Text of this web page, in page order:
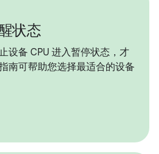
状态
设备 CPU 进入暂停状态，才
南可帮助您选择最适合的设备